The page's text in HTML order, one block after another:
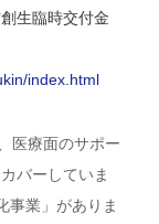
生臨時交付金
index.html
医療面のサポー
バーしていま
事業」がありま